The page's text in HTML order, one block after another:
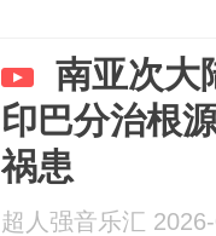
南亚次大
印巴分治根
祸患
超人强音乐汇